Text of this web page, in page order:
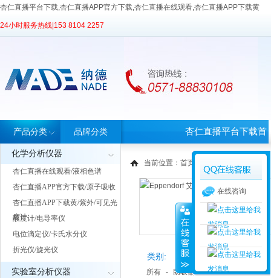
杏仁直播平台下载,杏仁直播APP官方下载,杏仁直播在线观看,杏仁直播APP下载黄
24小时服务热线| 153 8104 2257
产品分类
化学分析仪器
杏仁直播在线观看/液相色谱
杏仁直播APP官方下载/原子吸收
杏仁直播APP下载黄/紫外/可见光
度计
酸度计/电导率仪
电位滴定仪/卡氏水分仪
折光仪/旋光仪
实验室分析仪器
品牌分类 杏仁直播平台下载首
页
当前位置： 首页
类别:
所有 - 助吸器 - 分液器 - 相关耗材
在线咨询